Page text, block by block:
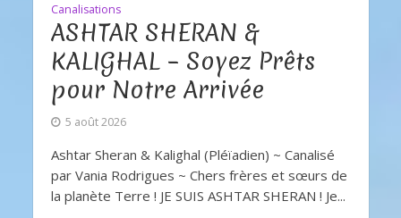
Canalisations
ASHTAR SHERAN &
KALIGHAL – Soyez Prêts
pour Notre Arrivée
5 août 2026
Ashtar Sheran & Kalighal (Pléïadien) ~ Canalisé
par Vania Rodrigues ~ Chers frères et sœurs de
la planète Terre ! JE SUIS ASHTAR SHERAN ! Je...